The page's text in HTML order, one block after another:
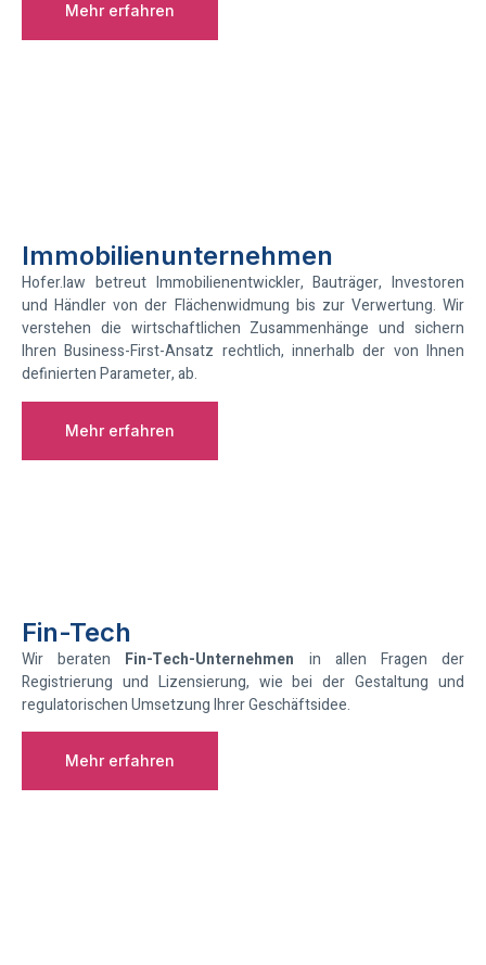
Mehr erfahren
Immobilienunternehmen
Hofer.law betreut Immobilienentwickler, Bauträger, Investoren
und Händler von der Flächenwidmung bis zur Verwertung. Wir
verstehen die wirtschaftlichen Zusammenhänge und sichern
Ihren Business-First-Ansatz rechtlich, innerhalb der von Ihnen
definierten Parameter, ab.
Mehr erfahren
Fin-Tech
Wir beraten Fin-Tech-Unternehmen in allen Fragen der
Registrierung und Lizensierung, wie bei der Gestaltung und
regulatorischen Umsetzung Ihrer Geschäftsidee.
Mehr erfahren